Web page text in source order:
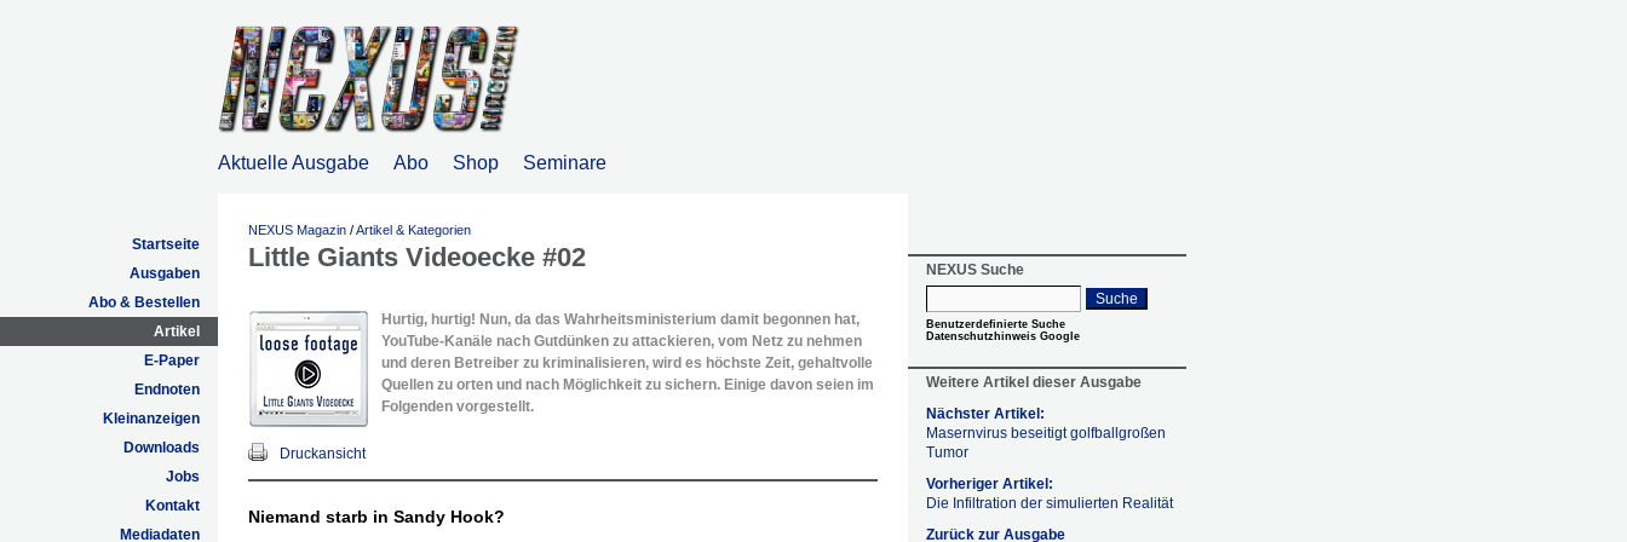
Aktuelle Ausgabe Abo Shop Seminare
Startseite
Ausgaben
Abo & Bestellen
Artikel
E-Paper
Endnoten
Kleinanzeigen
Downloads
Jobs
Kontakt
Mediadaten
NEXUS Magazin /Artikel & Kategorien
Little Giants Videoecke #02
Hurtig, hurtig! Nun, da das Wahrheitsministerium damit begonnen hat,
YouTube-Kanäle nach Gutdünken zu attackieren, vom Netz zu nehmen
und deren Betreiber zu kriminalisieren, wird es höchste Zeit, gehaltvolle
Quellen zu orten und nach Möglichkeit zu sichern. Einige davon seien im
Folgenden vorgestellt.
Druckansicht
Niemand starb in Sandy Hook?
NEXUS Suche
Suche
Benutzerdefinierte Suche
Datenschutzhinweis Google
Weitere Artikel dieser Ausgabe
Nächster Artikel:
Masernvirus beseitigt golfballgroßen
Tumor
Vorheriger Artikel:
Die Infiltration der simulierten Realität
Zurück zur Ausgabe